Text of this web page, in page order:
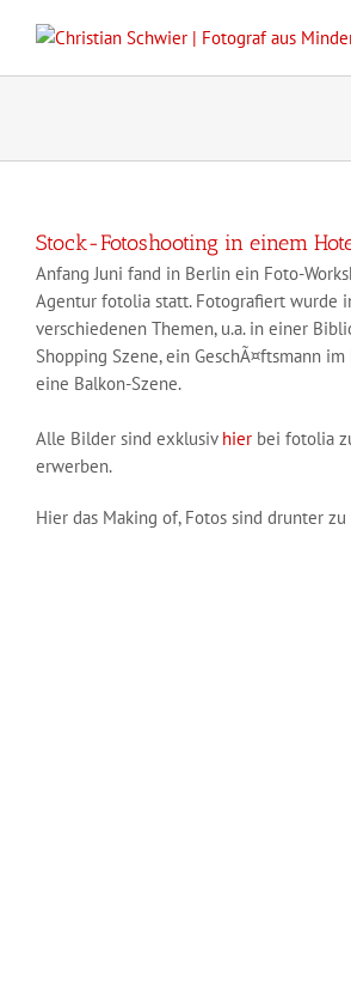
Inhalt
Stock-Fotoshooting in einem
Anfang Juni fand in Berlin ein Foto-
Agentur fotolia statt. Fotografiert wurde
verschiedenen Themen, u.a. in einer
Shopping Szene, ein GeschÃ¤ftsmann
eine Balkon-Szene.
Alle Bilder sind exklusiv hier bei fotolia
erwerben.
Hier das Making of, Fotos sind drunter